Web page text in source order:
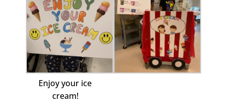
Enjoy your ice
cream!